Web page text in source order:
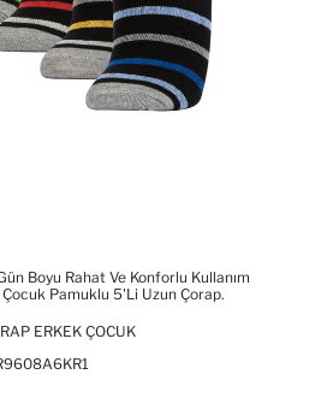
Boyu Rahat Ve Konforlu Kullanım
Pamuklu 5'li Uzun Çorap.
ERKEK ÇOCUK